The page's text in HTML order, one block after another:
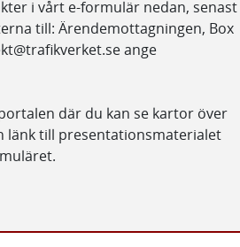
i vårt e-formulär nedan, senast
till: Ärendemottagningen, Box
ange
där du kan se kartor över
länk till presentationsmaterialet